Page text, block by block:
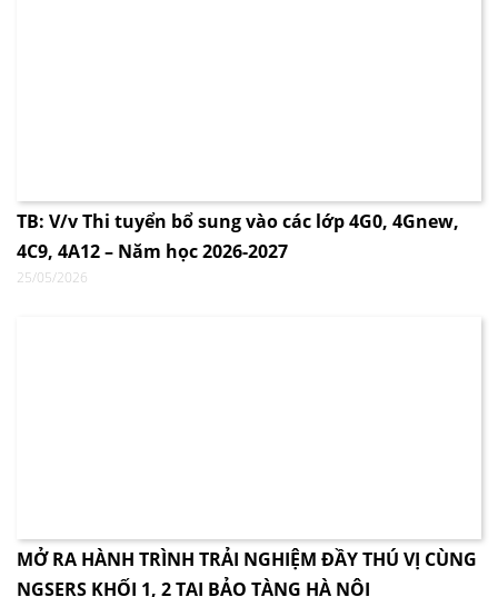
TB: V/v Thi tuyển bổ sung vào các lớp 4G0, 4Gnew,
4C9, 4A12 – Năm học 2026-2027
25/05/2026
MỞ RA HÀNH TRÌNH TRẢI NGHIỆM ĐẦY THÚ VỊ CÙNG
NGSERS KHỐI 1, 2 TẠI BẢO TÀNG HÀ NỘI